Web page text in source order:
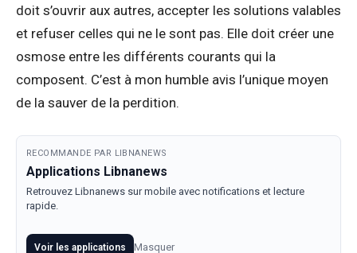
doit s’ouvrir aux autres, accepter les solutions valables
et refuser celles qui ne le sont pas. Elle doit créer une
osmose entre les différents courants qui la
composent. C’est à mon humble avis l’unique moyen
de la sauver de la perdition.
RECOMMANDE PAR LIBNANEWS
Applications Libnanews
Retrouvez Libnanews sur mobile avec notifications et lecture
rapide.
Voir les applications Masquer